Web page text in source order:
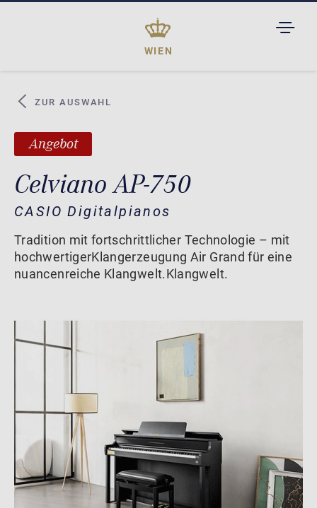
WIEN
ZUR AUSWAHL
Angebot
Celviano AP-750
CASIO Digitalpianos
Tradition mit fortschrittlicher Technologie – mit
hochwertigerKlangerzeugung Air Grand für eine
nuancenreiche Klangwelt.Klangwelt.